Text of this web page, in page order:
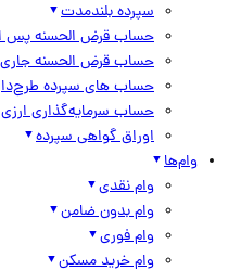
سپرده بلندمدت
حساب قرض الحسنه پس انداز
حساب قرض الحسنه جاری
حساب های سپرده طرح‌دار
حساب سرمایه‌گذاری ارزی
اوراق گواهی سپرده
وام‌ها
وام نقدی
وام بدون ضامن
وام فوری
وام خرید مسکن